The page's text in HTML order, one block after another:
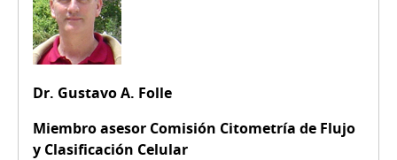
Dr. Gustavo A. Folle
Miembro asesor Comisión Citometría de Flujo
y Clasificación Celular